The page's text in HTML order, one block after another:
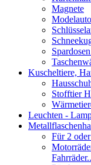
Magnete
Kuscheltiere,
Stofftier
Leuchten -
Für 2